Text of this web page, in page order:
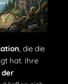
, die die
hat. Ihre
der